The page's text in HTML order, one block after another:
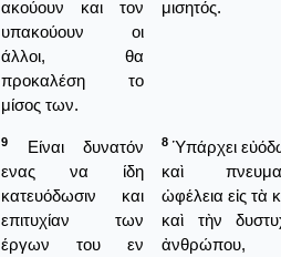
ακούουν και τον
υπακούουν οι
άλλοι, θα
προκαλέση το
μίσος των.
μισητός.
9
Είναι δυνατόν
ενας να ίδη
κατευόδωσιν και
επιτυχίαν των
έργων του εν
8 Ὑπάρχει
καὶ
ὠφέλεια εἰς τὰ
καὶ τὴν
ἀνθρώπου,